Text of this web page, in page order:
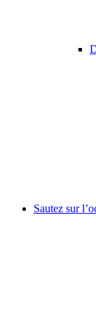
Sautez sur